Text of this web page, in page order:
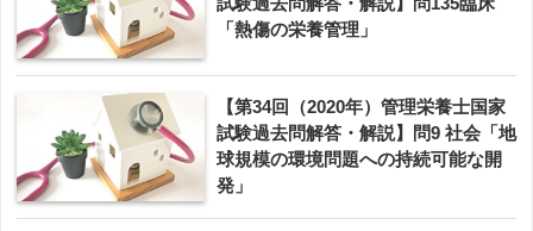
「熱傷の栄養管理」
【第34回（2020年）管理栄養士国家
試験過去問解答・解説】問9 社会「地
球規模の環境問題への持続可能な開
発」